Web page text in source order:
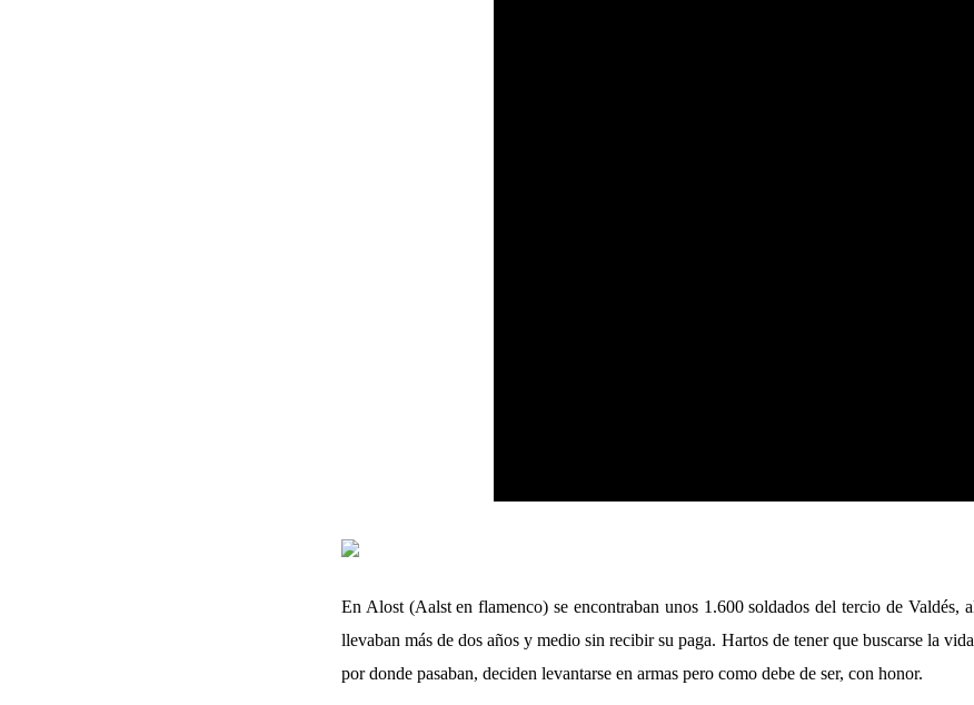
En Alost (Aalst en flamenco) se encontraban unos 1.600 soldados del tercio de Valdés,
llevaban más de dos años y medio sin recibir su paga. Hartos de tener que buscarse la
por donde pasaban, deciden levantarse en armas pero como debe de ser, con honor.